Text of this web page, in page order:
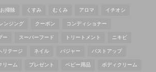
お掃除 くすみ むくみ アロマ イチオシ
ンジング クーポン コンディショナー
ー スーパーフード トリートメント ニキビ
リテージ ネイル バジャー バストアップ
リーム プレゼント ベビー用品 ボディクリーム